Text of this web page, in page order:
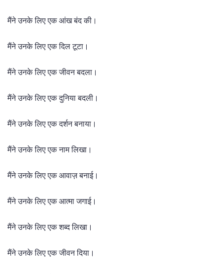
मैंने उनके लिए एक आंख बंद की।
मैंने उनके लिए एक दिल टूटा।
मैंने उनके लिए एक जीवन बदला।
मैंने उनके लिए एक दुनिया बदली।
मैंने उनके लिए एक दर्शन बनाया।
मैंने उनके लिए एक नाम लिखा।
मैंने उनके लिए एक आवाज़ बनाई।
मैंने उनके लिए एक आत्मा जगाई।
मैंने उनके लिए एक शब्द लिखा।
मैंने उनके लिए एक जीवन दिया।